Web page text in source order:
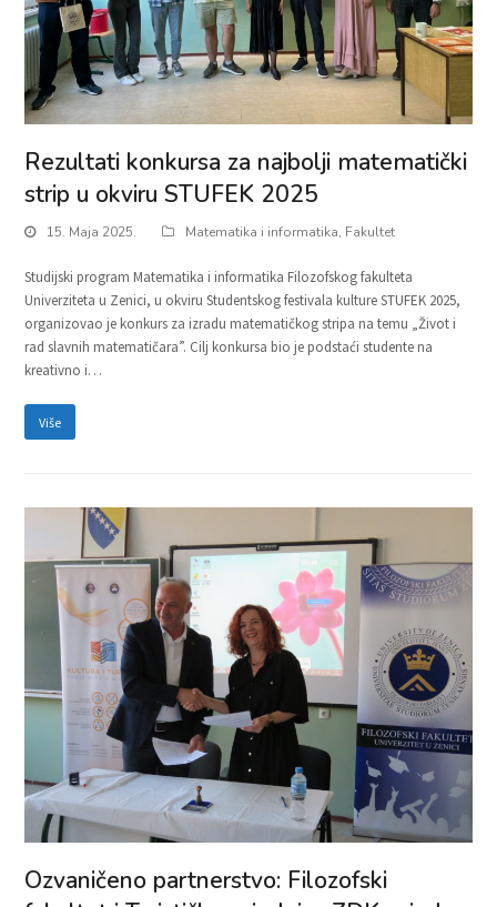
Rezultati konkursa za najbolji matematički
strip u okviru STUFEK 2025
15. Maja 2025. Matematika i informatika, Fakultet
Studijski program Matematika i informatika Filozofskog fakulteta
Univerziteta u Zenici, u okviru Studentskog festivala kulture STUFEK 2025,
organizovao je konkurs za izradu matematičkog stripa na temu „Život i
rad slavnih matematičara”. Cilj konkursa bio je podstaći studente na
kreativno i…
Više
Ozvaničeno partnerstvo: Filozofski